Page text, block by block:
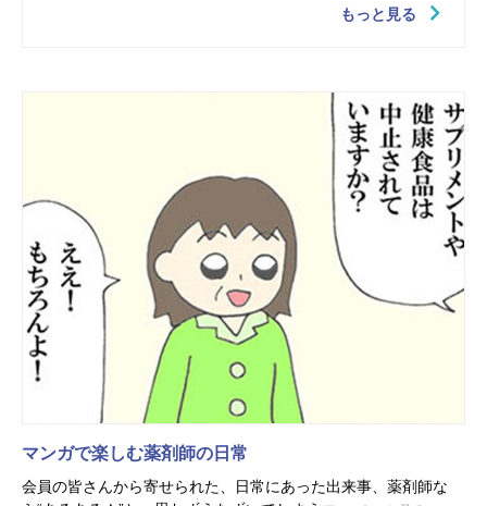
もっと見る
マンガで楽しむ薬剤師の日常
会員の皆さんから寄せられた、日常にあった出来事、薬剤師な